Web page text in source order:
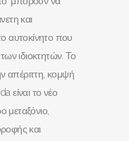
και
αυτοκίνητο που
ιδιοκτητών. Το
απέριττη, κομψή
είναι το νέο
μεταξόνιο,
και